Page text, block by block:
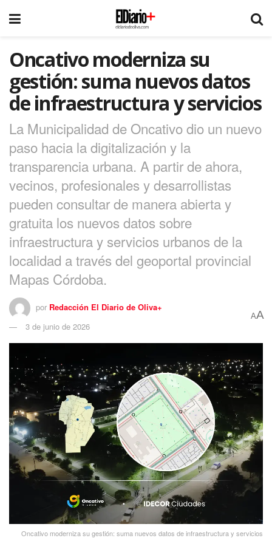
Oncativo moderniza su
gestión: suma nuevos datos
de infraestructura y servicios
La Municipalidad de Oncativo dio un nuevo
paso hacia la digitalización y la
transparencia urbana. A partir de ahora,
vecinos, profesionales y desarrollistas
pueden consultar de manera abierta y
gratuita los nuevos datos sobre
infraestructura y servicios urbanos de la
localidad a través del geoportal provincial
Mapas Córdoba.
por Redacción El Diario de Oliva+
3 de junio de 2026
AA
Oncativo moderniza su gestión: suma nuevos datos de infraestructura y servicios